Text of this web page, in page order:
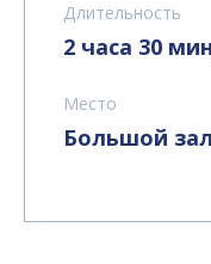
Длительность
2 часа 30
Место
Большой